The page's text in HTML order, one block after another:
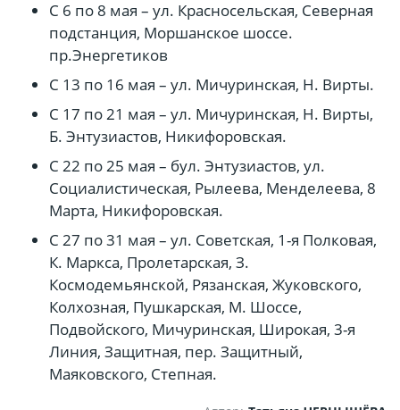
С 6 по 8 мая – ул. Красносельская, Северная
подстанция, Моршанское шоссе.
пр.Энергетиков
С 13 по 16 мая – ул. Мичуринская, Н. Вирты.
С 17 по 21 мая – ул. Мичуринская, Н. Вирты,
Б. Энтузиастов, Никифоровская.
С 22 по 25 мая – бул. Энтузиастов, ул.
Социалистическая, Рылеева, Менделеева, 8
Марта, Никифоровская.
С 27 по 31 мая – ул. Советская, 1-я Полковая,
К. Маркса, Пролетарская, З.
Космодемьянской, Рязанская, Жуковского,
Колхозная, Пушкарская, М. Шоссе,
Подвойского, Мичуринская, Широкая, 3-я
Линия, Защитная, пер. Защитный,
Маяковского, Степная.